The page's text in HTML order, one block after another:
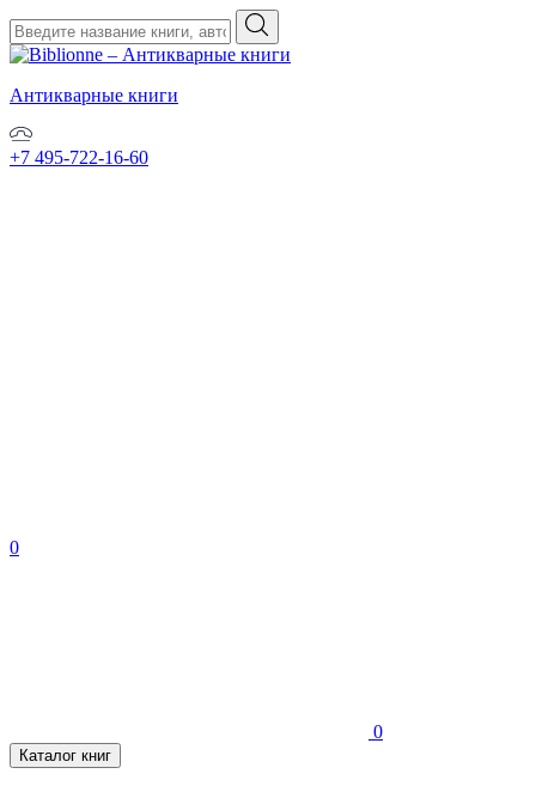
Антикварные книги
+7 495-722-16-60
0
0
Каталог книг